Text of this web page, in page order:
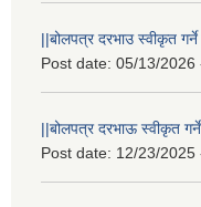
||बोलपत्र दरभाउ स्वीकृत
Post date: 05/13/2026
||बोलपत्र दरभाऊ स्वीकृत
Post date: 12/23/2025